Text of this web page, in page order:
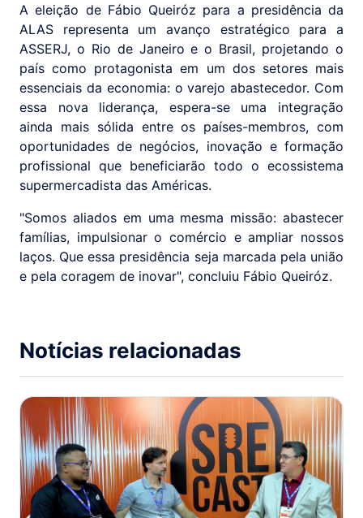
A eleição de Fábio Queiróz para a presidência da
ALAS representa um avanço estratégico para a
ASSERJ, o Rio de Janeiro e o Brasil, projetando o
país como protagonista em um dos setores mais
essenciais da economia: o varejo abastecedor. Com
essa nova liderança, espera-se uma integração
ainda mais sólida entre os países-membros, com
oportunidades de negócios, inovação e formação
profissional que beneficiarão todo o ecossistema
supermercadista das Américas.
"Somos aliados em uma mesma missão: abastecer
famílias, impulsionar o comércio e ampliar nossos
laços. Que essa presidência seja marcada pela união
e pela coragem de inovar", concluiu Fábio Queiróz.
Notícias relacionadas